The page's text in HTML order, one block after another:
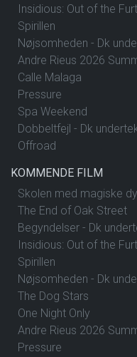
Insidious: Out of the
Spirillen
Nøjsomheden - Dk
Andre Rieus 2026
Calle Malaga
Pressure
Spa Weekend
Dobbeltfejl - Dk
Offroad
KOMMENDE FILM
Skolen med magiske
The End of Oak Street
Begyndelser - Dk
Insidious: Out of the
Spirillen
Nøjsomheden - Dk
The Dog Stars
One Night Only
Andre Rieus 2026
Pressure